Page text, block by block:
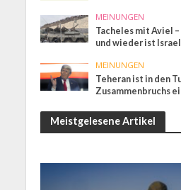
MEINUNGEN
Tacheles mit Aviel
und wieder ist
MEINUNGEN
Teheran ist in den
Zusammenbruchs
Meistgelesene Artikel